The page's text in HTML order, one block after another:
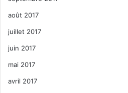
août 2017
juillet 2017
juin 2017
mai 2017
avril 2017